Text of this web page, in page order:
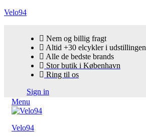
Velo94
Nem og billig fragt
Altid +30 elcykler i udstillingen
Alle de bedste brands
Stor butik i København
Ring til os
Sign in
Menu
Velo94